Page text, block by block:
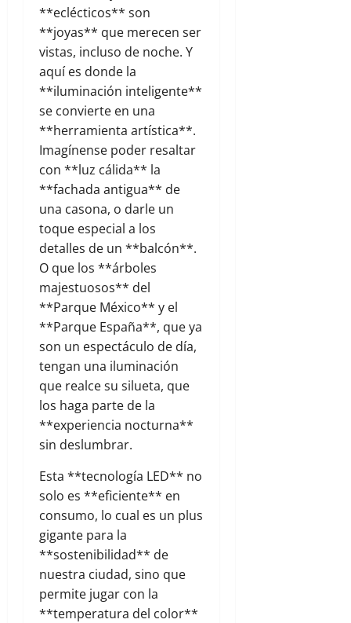
**eclécticos** son
**joyas** que merecen ser
vistas, incluso de noche. Y
aquí es donde la
**iluminación inteligente**
se convierte en una
**herramienta artística**.
Imagínense poder resaltar
con **luz cálida** la
**fachada antigua** de
una casona, o darle un
toque especial a los
detalles de un **balcón**.
O que los **árboles
majestuosos** del
**Parque México** y el
**Parque España**, que ya
son un espectáculo de día,
tengan una iluminación
que realce su silueta, que
los haga parte de la
**experiencia nocturna**
sin deslumbrar.
Esta **tecnología LED** no
solo es **eficiente** en
consumo, lo cual es un plus
gigante para la
**sostenibilidad** de
nuestra ciudad, sino que
permite jugar con la
**temperatura del color**